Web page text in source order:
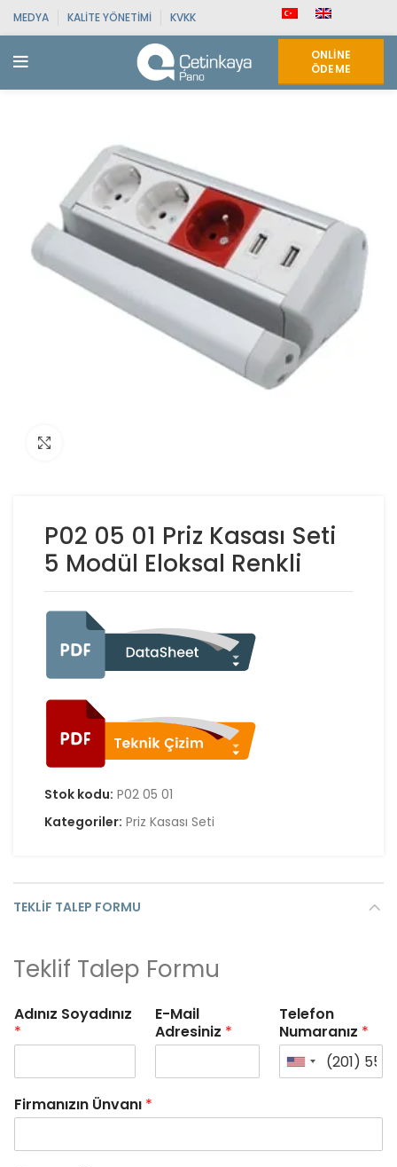
MEDYA KALITE YÖNETIMI KVKK
ONLINE
ÖDEME
P02 05 01 Priz Kasası Seti
5 Modül Eloksal Renkli
Stok kodu: P02 05 01
Kategoriler: Priz Kasası Seti
TEKLIF TALEP FORMU
Teklif Talep Formu
Adınız Soyadınız
*
E-Mail
Adresiniz *
Telefon
Numaranız *
Firmanızın Ünvanı *